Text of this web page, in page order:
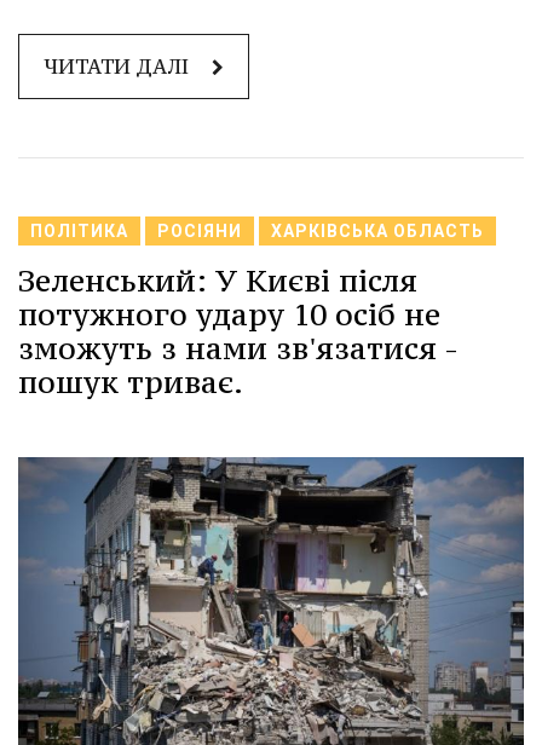
ЧИТАТИ ДАЛІ
ПОЛІТИКА РОСІЯНИ ХАРКІВСЬКА ОБЛАСТЬ
Зеленський: У Києві після
потужного удару 10 осіб не
зможуть з нами зв'язатися -
пошук триває.